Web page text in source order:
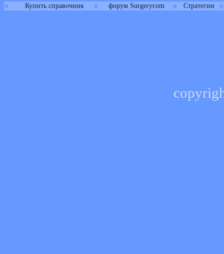
● Купить справочник ● форум Surgerycom ● Стратегии ●